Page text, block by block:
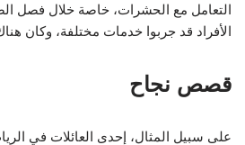
التعامل مع الحشرات، خاصة خلال فصل
الأفراد قد جربوا خدمات مختلفة، وكان
قصص نجاح
على سبيل المثال، إحدى العائلات في